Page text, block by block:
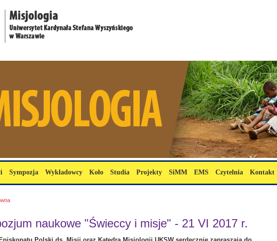
Sympozja Wykładowcy Koło Studia Projekty SiMM EMS Czytelnia Kontakt
naukowe "Świeccy i misje" - 21 VI 2017 r.